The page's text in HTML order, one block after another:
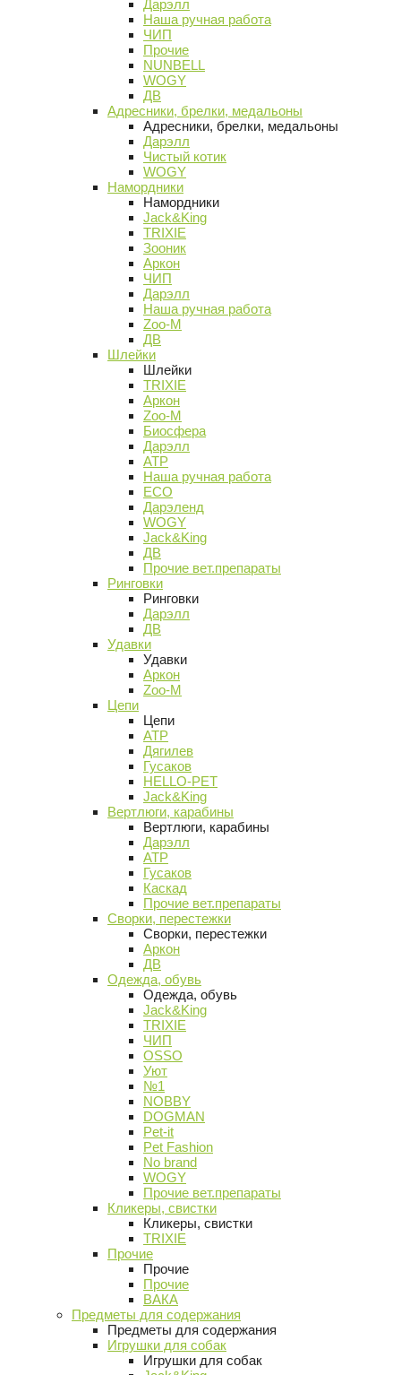
Дарэлл
Наша ручная работа
ЧИП
Прочие
NUNBELL
WOGY
ДВ
Адресники, брелки, медальоны
Адресники, брелки, медальоны
Дарэлл
Чистый котик
WOGY
Намордники
Намордники
Jack&King
TRIXIE
Зооник
Аркон
ЧИП
Дарэлл
Наша ручная работа
Zoo-M
ДВ
Шлейки
Шлейки
TRIXIE
Аркон
Zoo-M
Биосфера
Дарэлл
АТР
Наша ручная работа
ECO
Дарэленд
WOGY
Jack&King
ДВ
Прочие вет.препараты
Ринговки
Ринговки
Дарэлл
ДВ
Удавки
Удавки
Аркон
Zoo-M
Цепи
Цепи
АТР
Дягилев
Гусаков
HELLO-PET
Jack&King
Вертлюги, карабины
Вертлюги, карабины
Дарэлл
АТР
Гусаков
Каскад
Прочие вет.препараты
Сворки, перестежки
Сворки, перестежки
Аркон
ДВ
Одежда, обувь
Одежда, обувь
Jack&King
TRIXIE
ЧИП
OSSO
Уют
№1
NOBBY
DOGMAN
Pet-it
Pet Fashion
No brand
WOGY
Прочие вет.препараты
Кликеры, свистки
Кликеры, свистки
TRIXIE
Прочие
Прочие
Прочие
ВАКА
Предметы для содержания
Предметы для содержания
Игрушки для собак
Игрушки для собак